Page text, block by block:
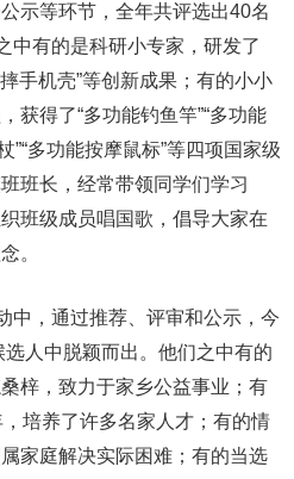
示等环节，全年共评选出40名
中有的是科研小专家，研发了
手机壳”等创新成果；有的小小
获得了“多功能钓鱼竿”“多功能
”“多功能按摩鼠标”等四项国家级
班长，经常带领同学们学习
班级成员唱国歌，倡导大家在
。
，通过推荐、评审和公示，今
人中脱颖而出。他们之中有的
梓，致力于家乡公益事业；有
培养了许多名家人才；有的情
家庭解决实际困难；有的当选